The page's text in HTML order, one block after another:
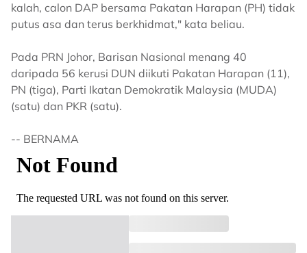
kalah, calon DAP bersama Pakatan Harapan (PH) tidak
putus asa dan terus berkhidmat," kata beliau.
Pada PRN Johor, Barisan Nasional menang 40
daripada 56 kerusi DUN diikuti Pakatan Harapan (11),
PN (tiga), Parti Ikatan Demokratik Malaysia (MUDA)
(satu) dan PKR (satu).
-- BERNAMA